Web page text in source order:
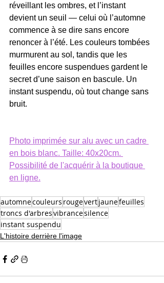
réveillant les ombres, et l’instant
devient un seuil — celui où l’automne
commence à se dire sans encore
renoncer à l’été. Les couleurs tombées
murmurent au sol, tandis que les
feuilles encore suspendues gardent le
secret d’une saison en bascule. Un
instant suspendu, où tout change sans
bruit.
Photo imprimée sur alu avec un cadre
en bois blanc. Taille: 40x20cm.
Possibilité de l'acquérir à la boutique
en ligne.
automnecouleurs rougevertjaunefeuilles
troncs d'arbresvibrancesilence
instant suspendu
L'histoire derrière l'image